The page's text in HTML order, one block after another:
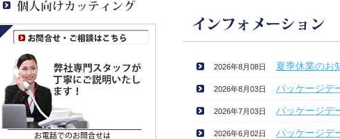
2026年8月08日 夏季休業のお
2026年8月03日 パッケージデ
2026年7月03日 パッケージデ
2026年6月02日 パッケージデ